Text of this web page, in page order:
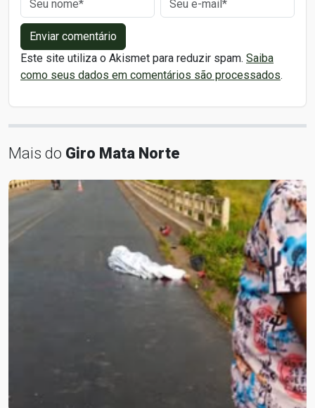
Enviar comentário
Este site utiliza o Akismet para reduzir spam. Saiba
como seus dados em comentários são processados.
Mais do Giro Mata Norte